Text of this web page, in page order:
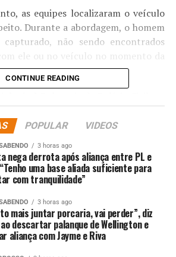
as equipes localizaram o veículo
Durante a abordagem, o homem
não sendo encontrados
ele ou no veículo no momento da
de polícia judiciária e
da ordem judicial.
da Polícia Federal de Cascavel/PR
www.gov.br/pf
Disque denúncia: (45) 3220-6817
CONTINUE READING
POPULAR VIDEOS
3 horas ago
nega derrota após aliança entre PL e
uma base aliada suficiente para
com tranquilidade”
3 horas ago
mais juntar porcaria, vai perder”, diz
descartar palanque de Wellington e
aliança com Jayme e Riva